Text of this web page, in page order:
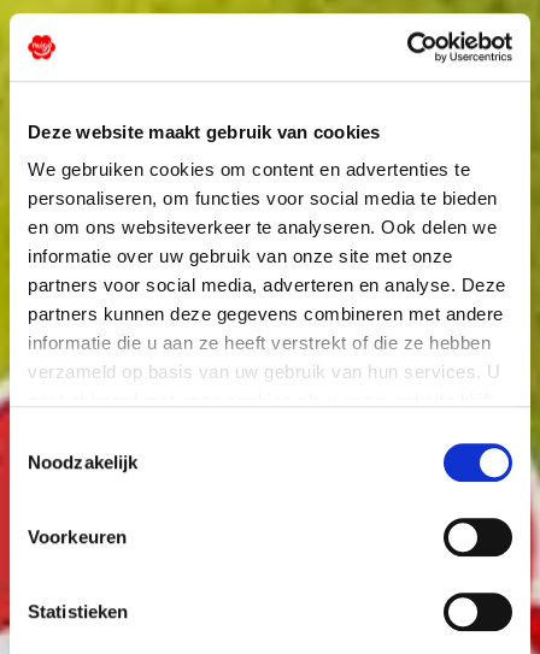
Deze website maakt gebruik van cookies
We gebruiken cookies om content en advertenties te
personaliseren, om functies voor social media te bieden
en om ons websiteverkeer te analyseren. Ook delen we
informatie over uw gebruik van onze site met onze
partners voor social media, adverteren en analyse. Deze
partners kunnen deze gegevens combineren met andere
informatie die u aan ze heeft verstrekt of die ze hebben
verzameld op basis van uw gebruik van hun services. U
Noodzakelijk
Voorkeuren
Statistieken